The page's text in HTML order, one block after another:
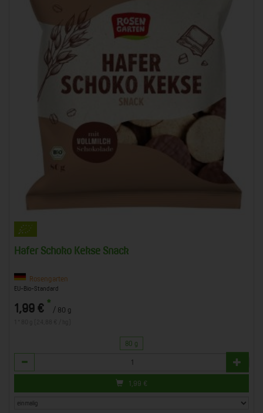
Hafer Schoko Kekse Snack
Rosengarten
EU-Bio-Standard
1,99 € * / 80 g
80 g
Anzahl
1,99 €